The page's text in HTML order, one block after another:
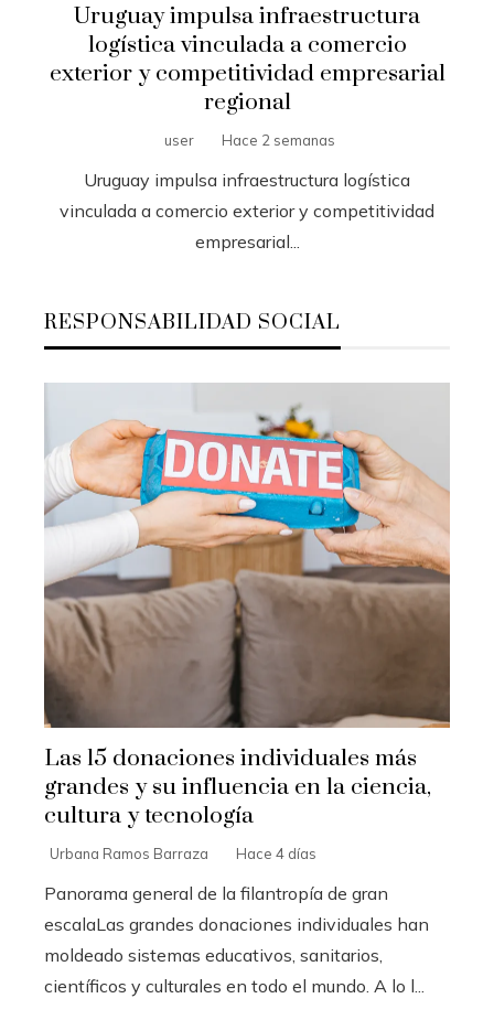
Uruguay impulsa infraestructura
logística vinculada a comercio
exterior y competitividad empresarial
regional
user Hace 2 semanas
Uruguay impulsa infraestructura logística
vinculada a comercio exterior y competitividad
empresarial...
RESPONSABILIDAD SOCIAL
Las 15 donaciones individuales más
grandes y su influencia en la ciencia,
cultura y tecnología
Urbana Ramos Barraza Hace 4 días
Panorama general de la filantropía de gran
escalaLas grandes donaciones individuales han
moldeado sistemas educativos, sanitarios,
científicos y culturales en todo el mundo. A lo l...